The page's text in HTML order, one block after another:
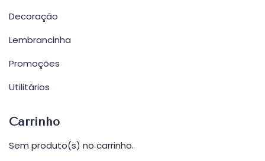
Decoração
Lembrancinha
Promoções
Utilitários
Carrinho
Sem produto(s) no carrinho.